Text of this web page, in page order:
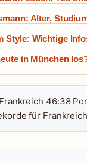
Alter,
Style: Wichtige
in München
Frankreich 46:38
für Frankreich